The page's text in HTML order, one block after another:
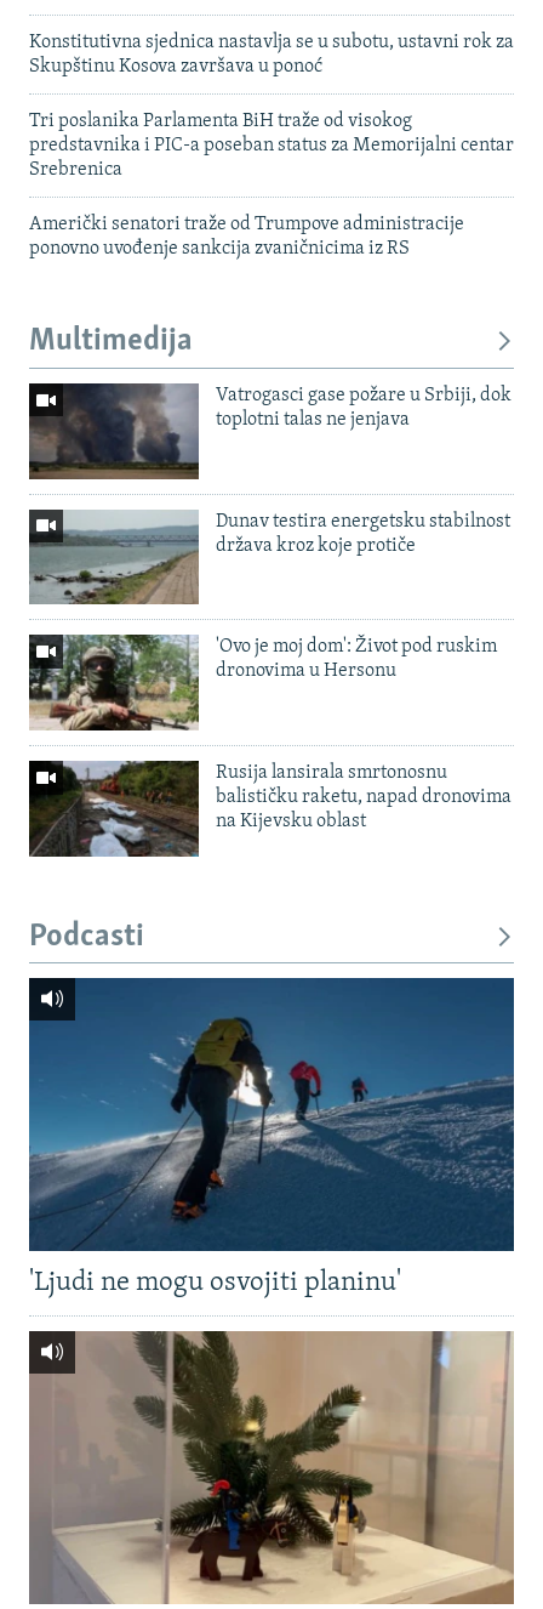
Konstitutivna sjednica nastavlja se u subotu, ustavni rok za
Skupštinu Kosova završava u ponoć
Tri poslanika Parlamenta BiH traže od visokog
predstavnika i PIC-a poseban status za Memorijalni centar
Srebrenica
Američki senatori traže od Trumpove administracije
ponovno uvođenje sankcija zvaničnicima iz RS
Multimedija
Vatrogasci gase požare u Srbiji, dok
toplotni talas ne jenjava
Dunav testira energetsku stabilnost
država kroz koje protiče
'Ovo je moj dom': Život pod ruskim
dronovima u Hersonu
Rusija lansirala smrtonosnu
balističku raketu, napad dronovima
na Kijevsku oblast
Podcasti
'Ljudi ne mogu osvojiti planinu'